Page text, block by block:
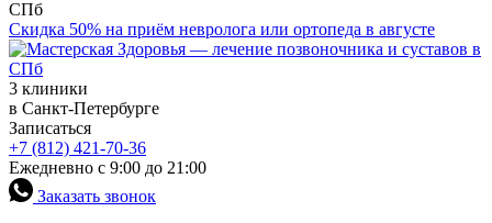
Скидка 50% на приём невролога или ортопеда в августе
3 клиники
в Санкт-Петербурге
Записаться
+7 (812) 421-70-36
Ежедневно с 9:00 до 21:00
Заказать звонок